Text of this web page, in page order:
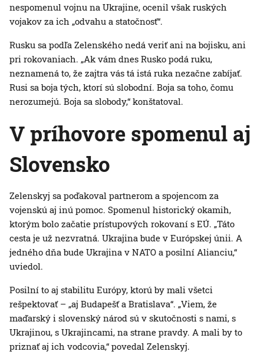
nespomenul vojnu na Ukrajine, ocenil však ruských
vojakov za ich „odvahu a statočnosť“.
Rusku sa podľa Zelenského nedá veriť ani na bojisku, ani
pri rokovaniach. „Ak vám dnes Rusko podá ruku,
neznamená to, že zajtra vás tá istá ruka nezačne zabíjať.
Rusi sa boja tých, ktorí sú slobodní. Boja sa toho, čomu
nerozumejú. Boja sa slobody,“ konštatoval.
V príhovore spomenul aj
Slovensko
Zelenskyj sa poďakoval partnerom a spojencom za
vojenskú aj inú pomoc. Spomenul historický okamih,
ktorým bolo začatie prístupových rokovaní s EÚ. „Táto
cesta je už nezvratná. Ukrajina bude v Európskej únii. A
jedného dňa bude Ukrajina v NATO a posilní Alianciu,“
uviedol.
Posilní to aj stabilitu Európy, ktorú by mali všetci
rešpektovať – „aj Budapešť a Bratislava“. „Viem, že
maďarský i slovenský národ sú v skutočnosti s nami, s
Ukrajinou, s Ukrajincami, na strane pravdy. A mali by to
priznať aj ich vodcovia,“ povedal Zelenskyj.